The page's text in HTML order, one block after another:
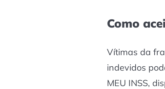
Como
Vítimas da
indevidos
MEU INSS,